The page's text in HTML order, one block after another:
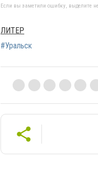
Если вы заметили ошибку, выделите
ЛИТЕР
#Уральск